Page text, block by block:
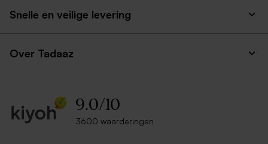
Mintgroene envelop met
Bruine envelop
Snelle en veilige levering
Over Tadaaz
9.0/10
3600 waarderingen